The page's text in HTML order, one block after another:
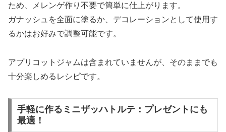
ため、メレンゲ作り不要で簡単に仕上がります。
ガナッシュを全面に塗るか、デコレーションとして使用す
るかはお好みで調整可能です。
アプリコットジャムは含まれていませんが、そのままでも
十分楽しめるレシピです。
手軽に作るミニザッハトルテ：プレゼントにも
最適！